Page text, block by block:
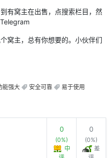
有窝主在出售，点搜索栏目，然
窝主，总有你想要的。小伙伴们
能强大 安全可靠 易于使用
0
(0%)
中
0
(0%)
差